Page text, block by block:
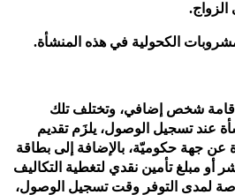
الزواج.
الكحولية في هذه المنشأة.
شخص إضافي، وتختلف تلك
عند تسجيل الوصول، يلزَم تقديم
جهة حكوميّة، بالإضافة إلى بطاقة
أو مبلغ تأمين نقدي لتغطية التكاليف
لمدى التوفر وقت تسجيل الوصول،